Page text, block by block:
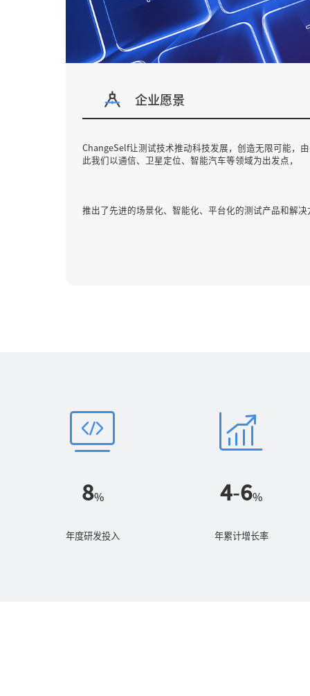
企业愿景
ChangeSelf让测试技术推动科技发展，创造无限可能，
此我们以通信、卫星定位、智能汽车等领域为出发点，
推出了先进的场景化、智能化、平台化的测试产品和解决
8%
年度研发投入
4-6%
年累计增长率